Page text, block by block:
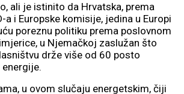
ali je istinito da Hrvatska, prema
a i Europske komisije, jedina u Europi
poreznu politiku prema poslovnom
u Njemačkoj zaslužan što
drže više od 60 posto
u ovom slučaju energetskim, čiji